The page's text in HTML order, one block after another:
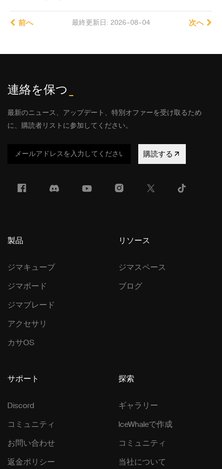
最終更新日: 2026-08-04
前へ 次へ
連絡を保つ
最新のニュース、アップデート、特別オファーを受け取るため
に、購読者リストに参加してください。
購読する
製品
ジマキューブ
ジマボード
ジマブレード
アクセサリ
カサOS
リソース
ジマスペース
ブログ
サポート
Discord
コミュニティ
お問い合わせ
返金ポリシー
探索
ギャラリー
IceWhaleで作成
コミュニティ
当社について